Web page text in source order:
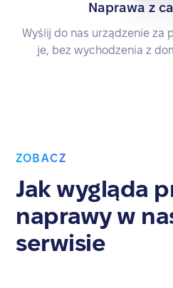
Naprawa z
Wyślij do nas urządzenie za
je, bez wychodzenia z
ZOBACZ
Jak wygląda
naprawy w
serwisie